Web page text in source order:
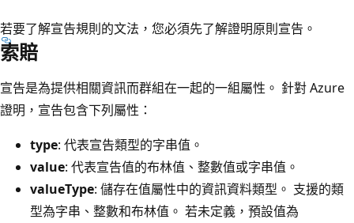
若要了解宣告規則的文法，您必須先了解證明原則宣告。
索賠
宣告是為提供相關資訊而群組在一起的一組屬性。 針對 Azure
證明，宣告包含下列屬性：
type: 代表宣告類型的字串值。
value: 代表宣告值的布林值、整數值或字串值。
valueType: 儲存在值屬性中的資訊資料類型。 支援的類
型為字串、整數和布林值。 若未定義，預設值為